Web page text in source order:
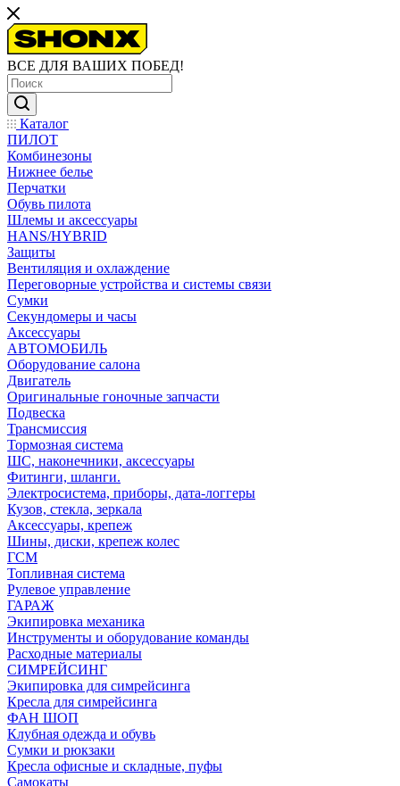
ВСЕ ДЛЯ ВАШИХ ПОБЕД!
Каталог
ПИЛОТ
Комбинезоны
Нижнее белье
Перчатки
Обувь пилота
Шлемы и аксессуары
HANS/HYBRID
Защиты
Вентиляция и охлаждение
Переговорные устройства и системы связи
Сумки
Секундомеры и часы
Аксессуары
АВТОМОБИЛЬ
Оборудование салона
Двигатель
Оригинальные гоночные запчасти
Подвеска
Трансмиссия
Тормозная система
ШС, наконечники, аксессуары
Фитинги, шланги.
Электросистема, приборы, дата-логгеры
Кузов, стекла, зеркала
Аксессуары, крепеж
Шины, диски, крепеж колес
ГСМ
Топливная система
Рулевое управление
ГАРАЖ
Экипировка механика
Инструменты и оборудование команды
Расходные материалы
СИМРЕЙСИНГ
Экипировка для симрейсинга
Кресла для симрейсинга
ФАН ШОП
Клубная одежда и обувь
Сумки и рюкзаки
Кресла офисные и складные, пуфы
Самокаты